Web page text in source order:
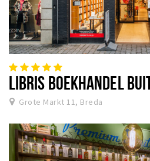
LIBRIS BOEKHANDEL
Grote Markt 11, Breda